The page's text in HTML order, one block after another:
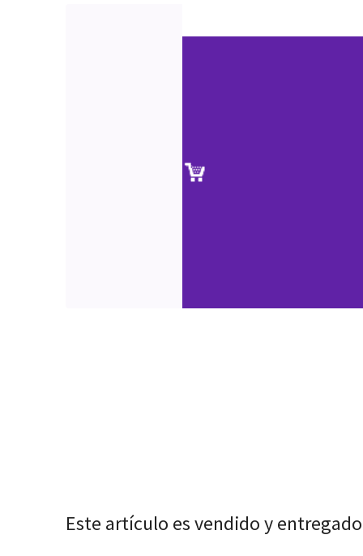
Este artículo es vendido y